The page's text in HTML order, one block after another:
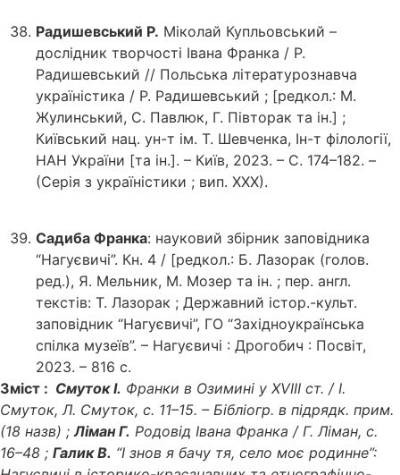
Радишевський Р. Міколай Купльовський –
дослідник творчості Івана Франка / Р.
Радишевський // Польська літературознавча
україністика / Р. Радишевський ; [редкол.: М.
Жулинський, С. Павлюк, Г. Півторак та ін.] ;
Київський нац. ун-т ім. Т. Шевченка, Ін-т філології,
НАН України [та ін.]. – Київ, 2023. – С. 174–182. –
(Серія з україністики ; вип. ХХХ).
Садиба Франка: науковий збірник заповідника
“Нагуєвичі”. Кн. 4 / [редкол.: Б. Лазорак (голов.
ред.), Я. Мельник, М. Мозер та ін. ; пер. англ.
текстів: Т. Лазорак ; Державний істор.-культ.
заповідник “Нагуєвичі”, ГО “Західноукраїнська
спілка музеїв”. – Нагуєвичі : Дрогобич : Посвіт,
2023. – 816 с.
Зміст : Смуток І. Франки в Озимині у XVIII ст. / І.
Смуток, Л. Смуток, с. 11–15. – Бібліогр. в підрядк. прим.
(18 назв) ; Ліман Г. Родовід Івана Франка / Г. Ліман, с.
16–48 ; Галик В. “І знов я бачу тя, село моє родинне”: